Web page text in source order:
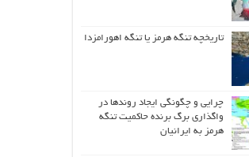
تاریخچه تنگه هرمز یا تنگه اهورامزدا
چرایی و چگونگی ایجاد روندها در
واگذاری برگ برنده حاکمیت تنگه
هرمز به ایرانیان